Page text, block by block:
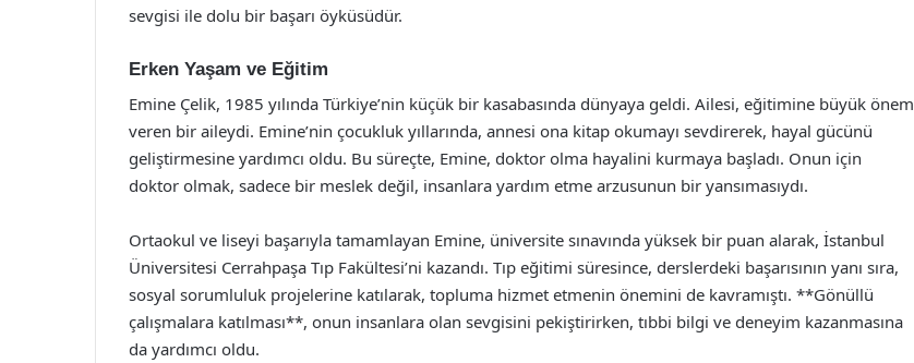
sevgisi ile dolu bir başarı öyküsüdür.
Erken Yaşam ve Eğitim
Emine Çelik, 1985 yılında Türkiye’nin küçük bir kasabasında dünyaya geldi. Ailesi, eğitimine büyük önem
veren bir aileydi. Emine’nin çocukluk yıllarında, annesi ona kitap okumayı sevdirerek, hayal gücünü
geliştirmesine yardımcı oldu. Bu süreçte, Emine, doktor olma hayalini kurmaya başladı. Onun için
doktor olmak, sadece bir meslek değil, insanlara yardım etme arzusunun bir yansımasıydı.
Ortaokul ve liseyi başarıyla tamamlayan Emine, üniversite sınavında yüksek bir puan alarak, İstanbul
Üniversitesi Cerrahpaşa Tıp Fakültesi’ni kazandı. Tıp eğitimi süresince, derslerdeki başarısının yanı sıra,
sosyal sorumluluk projelerine katılarak, topluma hizmet etmenin önemini de kavramıştı. **Gönüllü
çalışmalara katılması**, onun insanlara olan sevgisini pekiştirirken, tıbbi bilgi ve deneyim kazanmasına
da yardımcı oldu.